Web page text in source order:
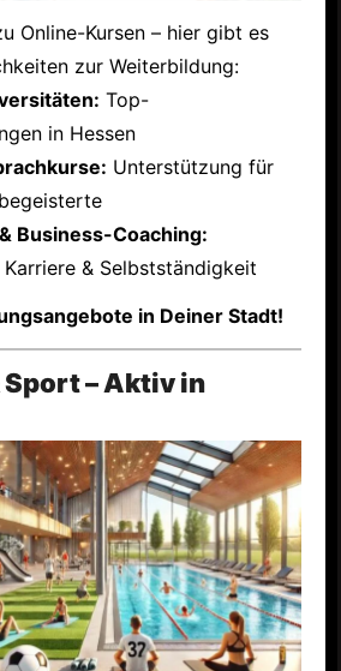
Online-Kursen – hier gibt es
zur Weiterbildung:
Top-
in Hessen
Unterstützung für
Business-Coaching:
& Selbstständigkeit
in Deiner Stadt!
Sport – Aktiv in